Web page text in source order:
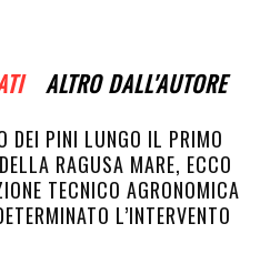
ALTRO DALL'AUTORE
DEI PINI LUNGO IL PRIMO
RAGUSA MARE, ECCO
TECNICO AGRONOMICA
L’INTERVENTO